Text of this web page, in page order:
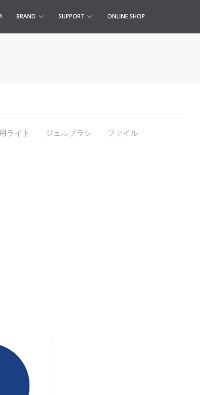
BRAND SUPPORT ONLINE SHOP
ライト ジェルブラシ
ファイル